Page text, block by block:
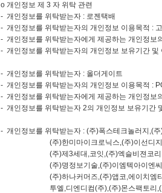
ο 개인정보 제 3 자 위탁 관련
- 개인정보를 위탁받는자 : 로젠택배
- 개인정보를 위탁받는자의 개인정보 이용목적 :
- 개인정보를 위탁받는자에게 제공하는 개인정보
- 개인정보를 위탁받는자의 개인정보 보유기간
- 개인정보를 위탁받는자 : 올더게이트
- 개인정보를 위탁받는자의 개인정보 이용목적 :
- 개인정보를 위탁받는자에게 제공하는 개인정보
- 개인정보를 위탁받는자 2의 개인정보 보유기간
- 개인정보를 위탁받는자 : (주)폭스테크놀러지,(
(주)한미마이크로닉스,(주)이선디지탈,(주)
(주)제3세대,코잇,(주)엑슬비젼코리아,(주)
(주)명정보기술,(주)이엠텍아이엔씨,(주)하
(주)하나커머즈,(주)앱코,에이치엠티(주),(
투엘,디엔디컴(주),(주)몬스팩토리,(주)디엠